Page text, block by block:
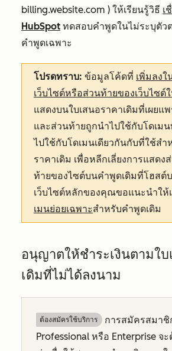
billing.website.com ) ให้เรียนรู้วิธี เ
HubSpot ทดสอบคำพูดในไม่ระบุตัว
คำพูดเฉพาะ
โปรดทราบ: ข้อมูลโค้ดที่ เพิ่มลง
เว็บไซต์หรือส่วนท้ายของเว็บไซต์
แสดงบนใบเสนอราคาเดิมที่เผยแ
และส่วนท้ายถูกนำไปใช้กับโดเม
ไปใช้กับโดเมนเดียวกันกับที่ใช้สำ
ราคาเดิม เพื่อหลีกเลี่ยงการแสด
ท้ายของไซต์บนคำพูดเดิมที่โฮสต์
เว็บไซต์หลักของคุณขอแนะนำให้
เมนย่อยเฉพาะสำหรับคำพูดเดิม
อนุญาตให้ชำระเงินตามใบ
เดิมที่ไม่ได้ลงนาม
ต้องสมัครใช้บริการ การสมัครสมาชิ
Professional หรือ Enterprise จะ